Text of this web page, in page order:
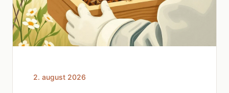
2. august 2026